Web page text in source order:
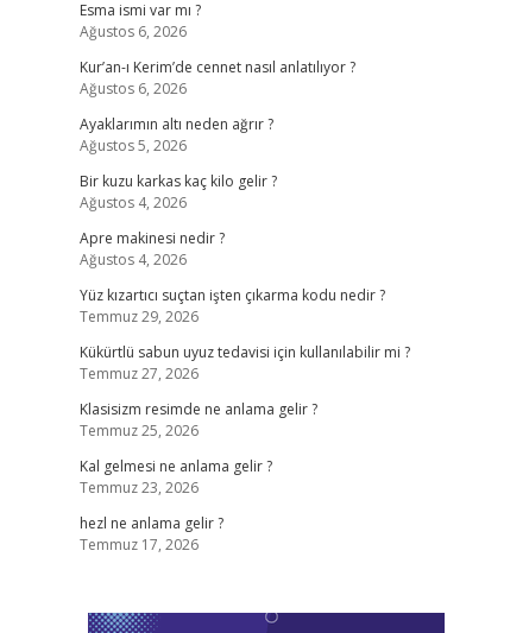
Esma ismi var mı ?
Ağustos 6, 2026
Kur’an-ı Kerim’de cennet nasıl anlatılıyor ?
Ağustos 6, 2026
Ayaklarımın altı neden ağrır ?
Ağustos 5, 2026
Bir kuzu karkas kaç kilo gelir ?
Ağustos 4, 2026
Apre makinesi nedir ?
Ağustos 4, 2026
Yüz kızartıcı suçtan işten çıkarma kodu nedir ?
Temmuz 29, 2026
Kükürtlü sabun uyuz tedavisi için kullanılabilir mi ?
Temmuz 27, 2026
Klasisizm resimde ne anlama gelir ?
Temmuz 25, 2026
Kal gelmesi ne anlama gelir ?
Temmuz 23, 2026
hezl ne anlama gelir ?
Temmuz 17, 2026